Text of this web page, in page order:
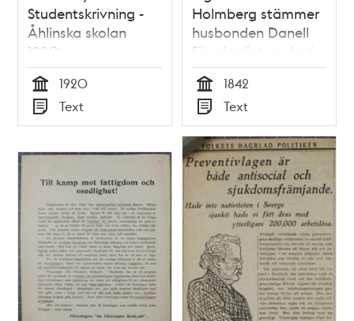
Studentskrivning -
Åhlinska skolan
1920
Tid
1920
Typ
Text
Holmberg stämmer
husbonden Danell
för olagligt avsked -
rättsfall 1842
Tid
1842
Typ
Text